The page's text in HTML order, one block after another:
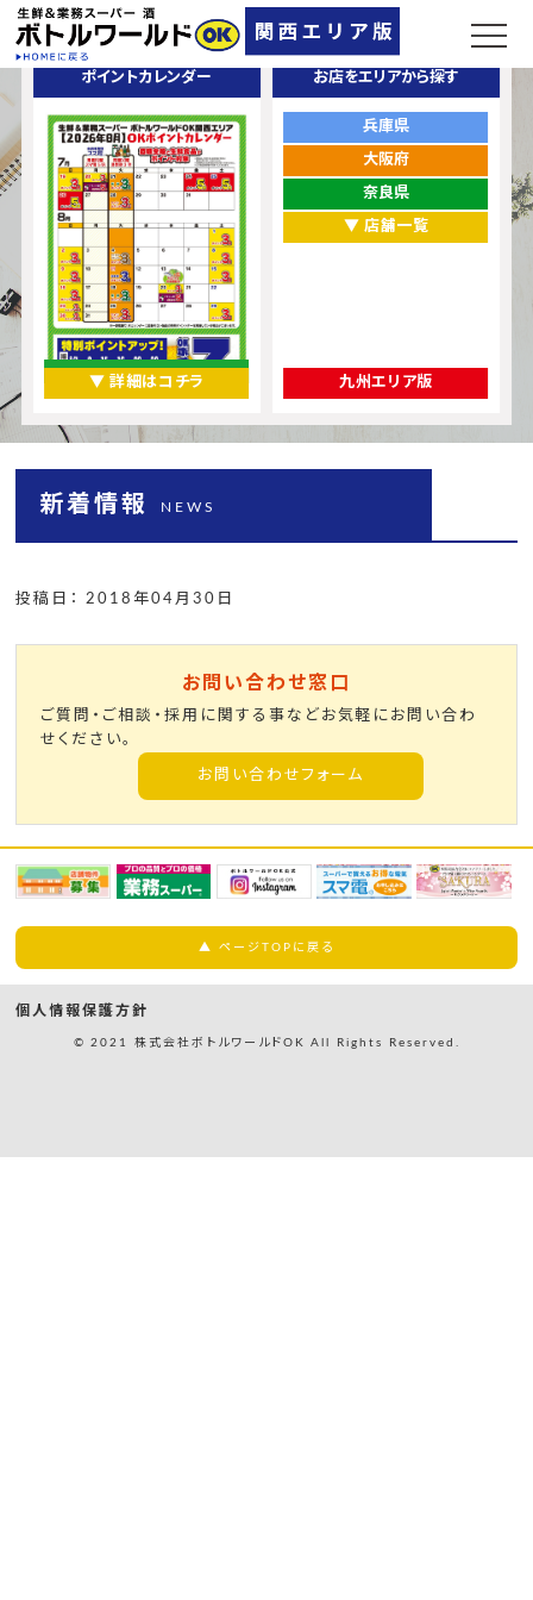
ポイントカレンダー
▼ 詳細はコチラ
お店をエリアから探す
兵庫県
大阪府
奈良県
▼ 店舗一覧
九州エリア版
新着情報 NEWS
投稿日： 2018年04月30日
お問い合わせ窓口
ご質問・ご相談・採用に関する事などお気軽にお問い合わ
せください。
お問い合わせフォーム
▲ ページTOPに戻る
個人情報保護方針
© 2021 株式会社ボトルワールドOK All Rights Reserved.